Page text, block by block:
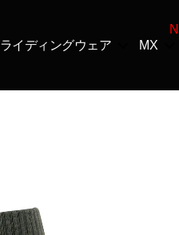
ライディングウェア MX